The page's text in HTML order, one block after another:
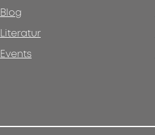
Blog
Literatur
Events